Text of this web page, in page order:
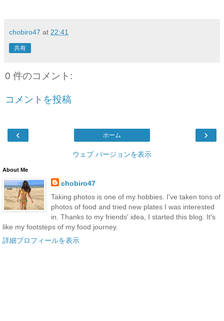
chobiro47 at 22:41
共有
0 件のコメント:
コメントを投稿
‹ ›
ホーム
ウェブ バージョンを表示
About Me
chobiro47
Taking photos is one of my hobbies. I've taken tons of
photos of food and tried new plates I was interested
in. Thanks to my friends' idea, I started this blog. It's
like my footsteps of my food journey.
詳細プロフィールを表示